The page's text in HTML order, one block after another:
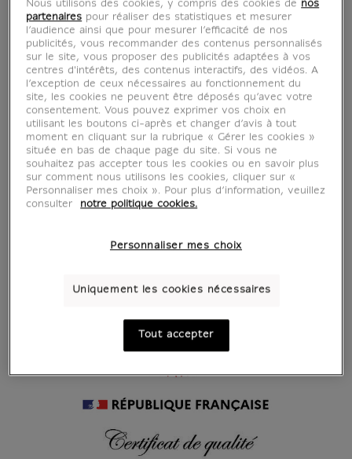
Nous utilisons des cookies, y compris des cookies de nos
partenaires pour réaliser des statistiques et mesurer
l’audience ainsi que pour mesurer l’efficacité de nos
publicités, vous recommander des contenus personnalisés
sur le site, vous proposer des publicités adaptées à vos
centres d'intérêts, des contenus interactifs, des vidéos. A
l’exception de ceux nécessaires au fonctionnement du
site, les cookies ne peuvent être déposés qu’avec votre
consentement. Vous pouvez exprimer vos choix en
utilisant les boutons ci-après et changer d’avis à tout
moment en cliquant sur la rubrique « Gérer les cookies »
située en bas de chaque page du site. Si vous ne
souhaitez pas accepter tous les cookies ou en savoir plus
sur comment nous utilisons les cookies, cliquer sur «
Personnaliser mes choix ». Pour plus d’information, veuillez
consulter
notre politique cookies.
Personnaliser mes choix
Uniquement les cookies nécessaires
Tout accepter